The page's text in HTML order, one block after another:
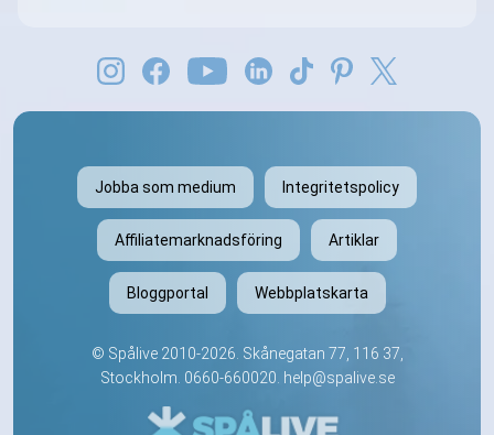
Jobba som medium Integritetspolicy
Affiliatemarknadsföring Artiklar
Bloggportal Webbplatskarta
© Spålive2010-2026. Skånegatan 77, 116 37,
Stockholm. 0660-660020. help@spalive.se